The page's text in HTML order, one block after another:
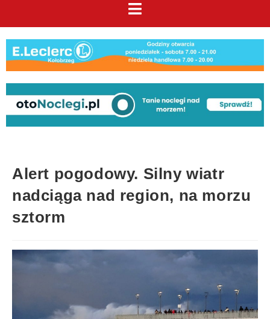
Alert pogodowy. Silny wiatr
nadciąga nad region, na morzu
sztorm